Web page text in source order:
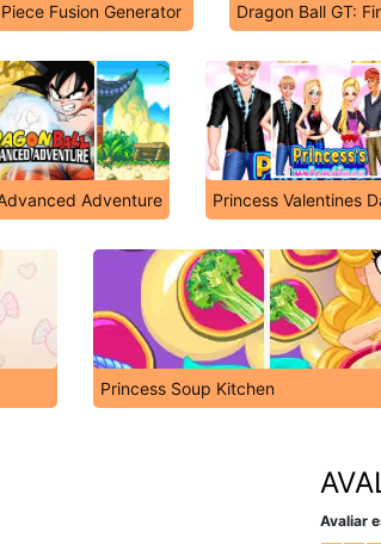
Fusion Generator Dragon Ball GT:
Adventure Princess Valentines
Princess Soup Kitchen
Avaliar